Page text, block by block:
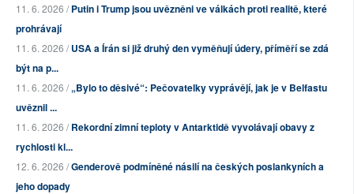
11. 6. 2026 /Putin i Trump jsou uvězněni ve válkách proti realitě, které
prohrávají
11. 6. 2026 /USA a Írán si již druhý den vyměňují údery, příměří se zdá
být na p...
11. 6. 2026 /„Bylo to děsivé“: Pečovatelky vyprávějí, jak je v Belfastu
uvěznil ...
11. 6. 2026 /Rekordní zimní teploty v Antarktidě vyvolávají obavy z
rychlosti kl...
12. 6. 2026 /Genderově podmíněné násilí na českých poslankyních a
jeho dopady